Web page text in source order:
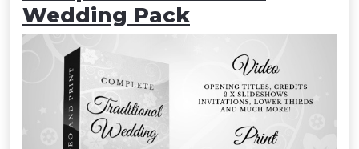
Wedding Pack